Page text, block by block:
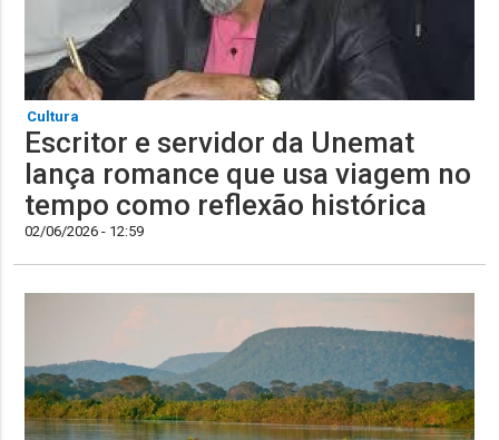
Cultura
Escritor e servidor da Unemat
lança romance que usa viagem no
tempo como reflexão histórica
02/06/2026 - 12:59